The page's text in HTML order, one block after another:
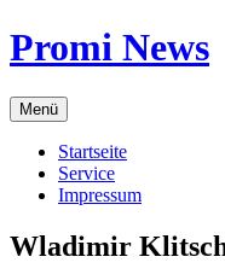
Zum
Inhalt
Promi News
Menü
Startseite
Service
Impressum
Wladimir